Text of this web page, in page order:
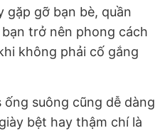
gặp gỡ bạn bè, quần
trở nên phong cách
không phải cố gắng
ống suông cũng dễ dàng
bệt hay thậm chí là